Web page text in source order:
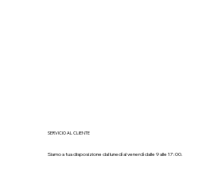
SERVICIO AL CLIENTE
Siamo a tua disposizione dal lunedì al venerdì dalle 9 alle 17:00.